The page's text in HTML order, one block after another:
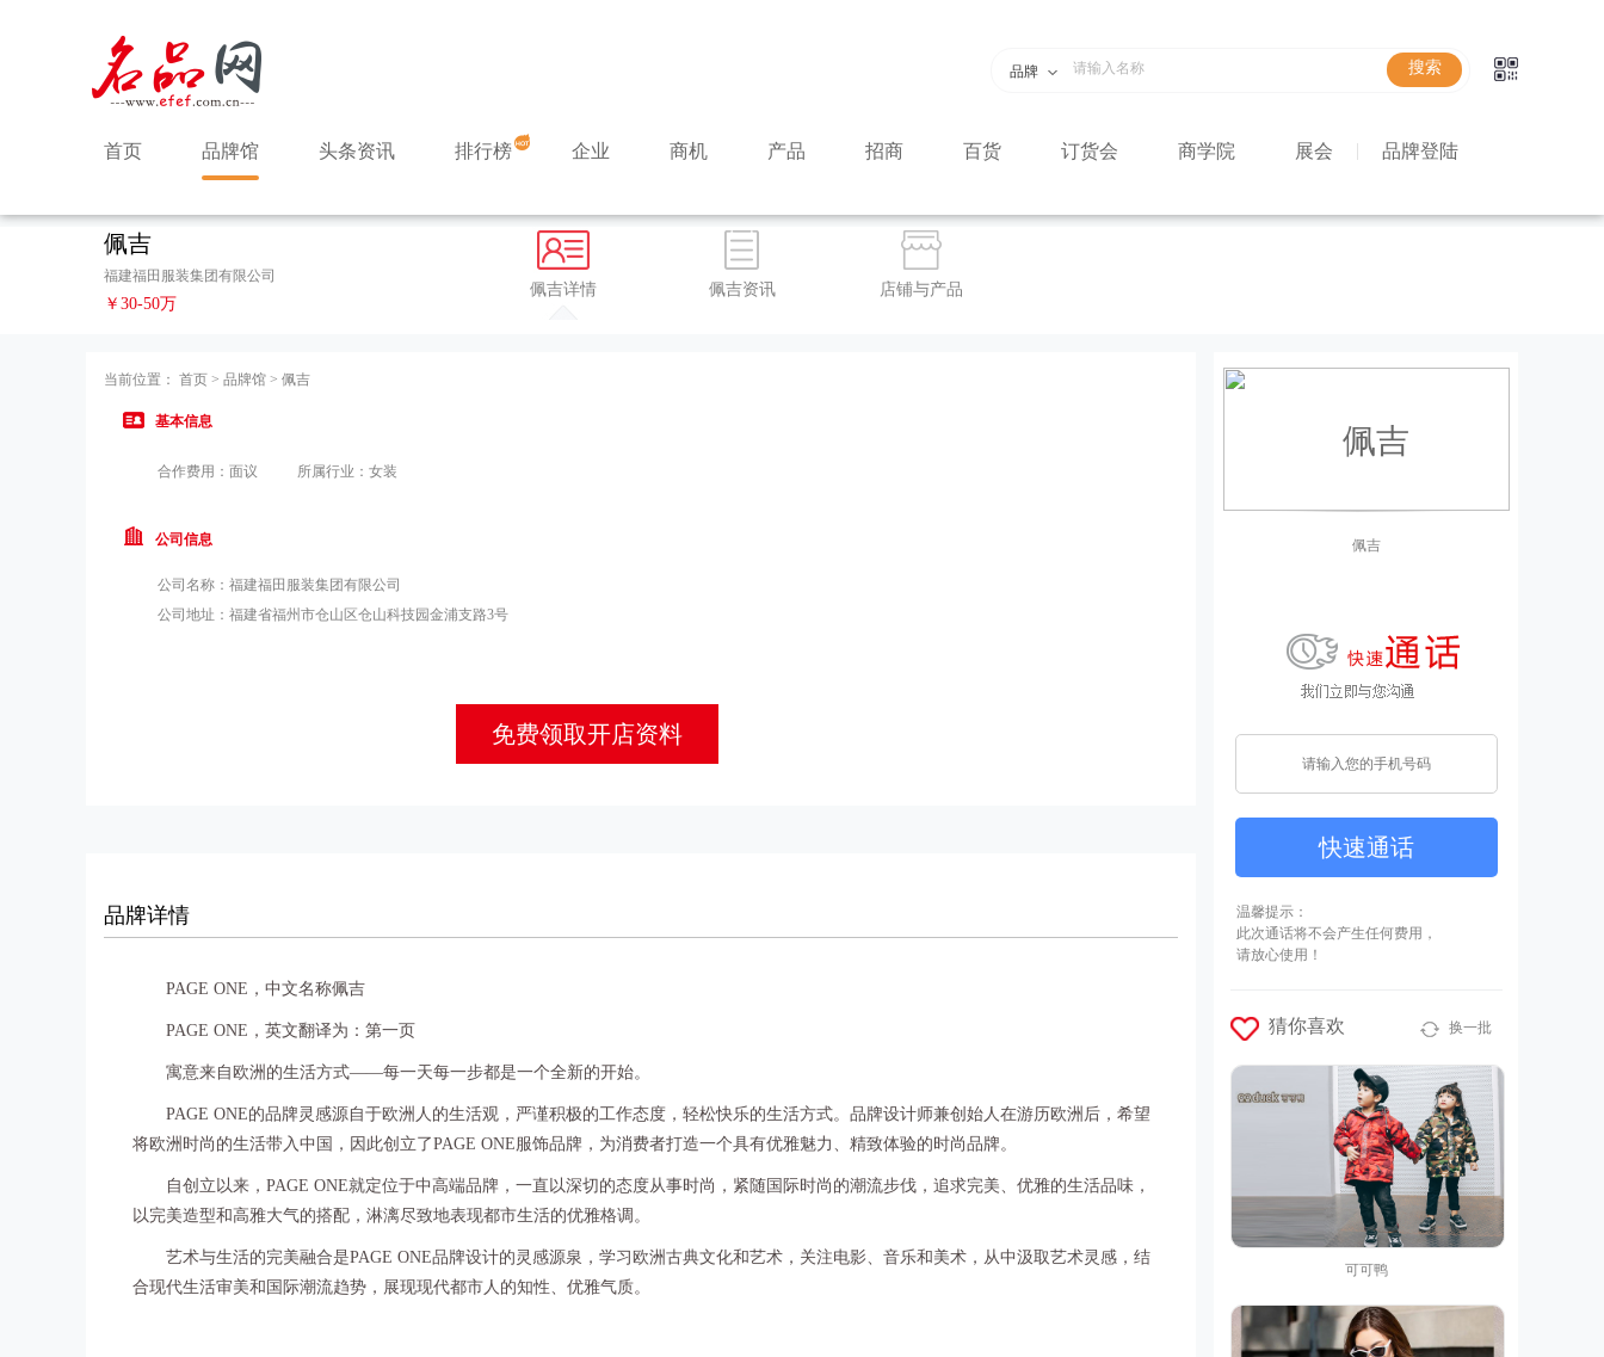
品牌
首页 品牌馆 头条资讯 排行榜 企业 商机 产品 招商 百货 订货会 商学院 展会 品牌登陆
佩吉
福建福田服装集团有限公司
￥30-50万
佩吉详情 佩吉资讯 店铺与产品
当前位置： 首页 > 品牌馆 > 佩吉
基本信息
合作费用：面议 所属行业：女装
公司信息
公司名称： 福建福田服装集团有限公司
公司地址： 福建省福州市仓山区仓山科技园金浦支路3号
免费领取开店资料
品牌详情
PAGE ONE，中文名称佩吉
PAGE ONE，英文翻译为：第一页
寓意来自欧洲的生活方式——每一天每一步都是一个全新的开始。
PAGE ONE的品牌灵感源自于欧洲人的生活观，严谨积极的工作态度，轻松快乐的生活方式。品牌设计师兼创始人在游历欧洲后，希望
将欧洲时尚的生活带入中国，因此创立了PAGE ONE服饰品牌，为消费者打造一个具有优雅魅力、精致体验的时尚品牌。
自创立以来，PAGE ONE就定位于中高端品牌，一直以深切的态度从事时尚，紧随国际时尚的潮流步伐，追求完美、优雅的生活品味，
以完美造型和高雅大气的搭配，淋漓尽致地表现都市生活的优雅格调。
艺术与生活的完美融合是PAGE ONE品牌设计的灵感源泉，学习欧洲古典文化和艺术，关注电影、音乐和美术，从中汲取艺术灵感，结
合现代生活审美和国际潮流趋势，展现现代都市人的知性、优雅气质。
佩吉
快速通话
温馨提示：
此次通话将不会产生任何费用，
请放心使用！
猜你喜欢 换一批
可可鸭